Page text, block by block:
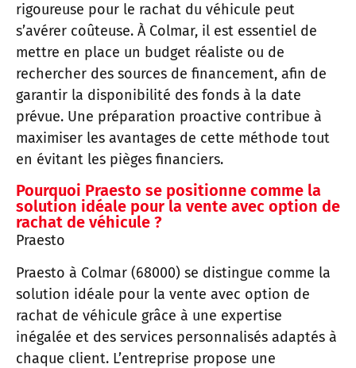
rigoureuse pour le rachat du véhicule peut
s’avérer coûteuse. À Colmar, il est essentiel de
mettre en place un budget réaliste ou de
rechercher des sources de financement, afin de
garantir la disponibilité des fonds à la date
prévue. Une préparation proactive contribue à
maximiser les avantages de cette méthode tout
en évitant les pièges financiers.
Pourquoi Praesto se positionne comme la
solution idéale pour la vente avec option de
rachat de véhicule ?
Praesto
Praesto à Colmar (68000) se distingue comme la
solution idéale pour la vente avec option de
rachat de véhicule grâce à une expertise
inégalée et des services personnalisés adaptés à
chaque client. L’entreprise propose une